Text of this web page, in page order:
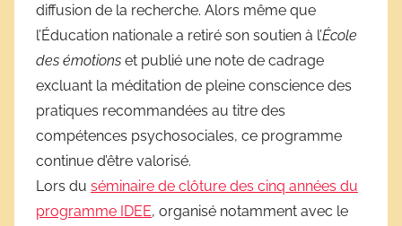
diffusion de la recherche. Alors même que
l’Éducation nationale a retiré son soutien à l’École
des émotions et publié une note de cadrage
excluant la méditation de pleine conscience des
pratiques recommandées au titre des
compétences psychosociales, ce programme
continue d’être valorisé.
Lors du séminaire de clôture des cinq années du
programme IDEE, organisé notamment avec le